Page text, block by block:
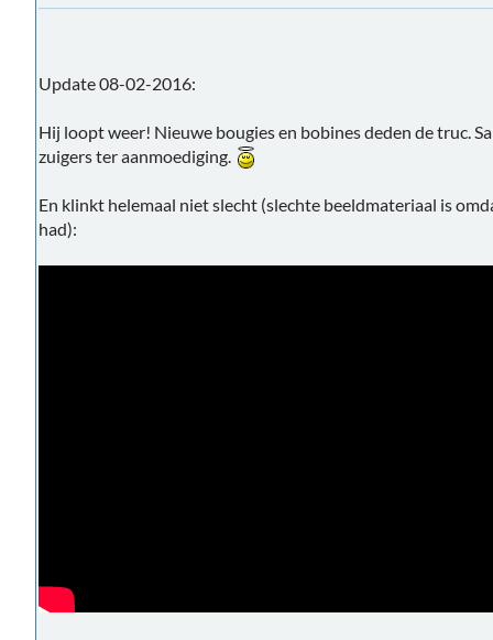
Update 08-02-2016:
Hij loopt weer! Nieuwe bougies en bobines deden de truc.
zuigers ter aanmoediging.
En klinkt helemaal niet slecht (slechte beeldmateriaal is
had):